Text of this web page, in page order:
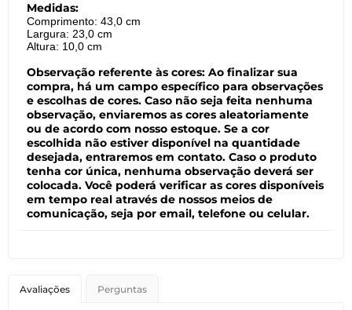
Medidas:
Comprimento: 43,0 cm
Largura: 23,0 cm
Altura: 10,0 cm
Observação referente às cores: Ao finalizar sua
compra, há um campo específico para observações
e escolhas de cores. Caso não seja feita nenhuma
observação, enviaremos as cores aleatoriamente
ou de acordo com nosso estoque. Se a cor
escolhida não estiver disponível na quantidade
desejada, entraremos em contato. Caso o produto
tenha cor única, nenhuma observação deverá ser
colocada. Você poderá verificar as cores disponíveis
em tempo real através de nossos meios de
comunicação, seja por email, telefone ou celular.
Avaliações Perguntas